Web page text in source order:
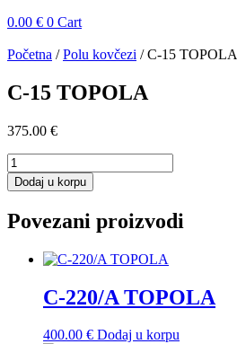
0.00 € 0 Cart
Početna /Polu kovčezi / C-15 TOPOLA
C-15 TOPOLA
375.00 €
C-
15
TOPOLA
Dodaj u korpu
Povezani proizvodi
C-220/A TOPOLA
400.00 € Dodaj u korpu